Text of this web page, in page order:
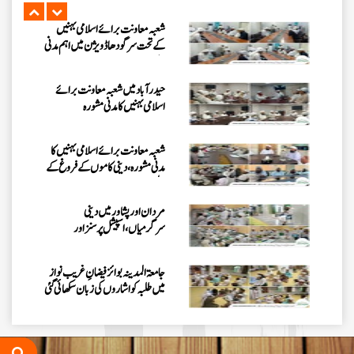
شعبہ معاونت برائے اسلامی بہنیں
کے تحت سرگودھا ڈویژن میں اہم مدنی
حیدرآباد میں شعبہ معاونت برائے
اسلامی بہنیں کا مدنی مشورہ
شعبہ معاونت برائے اسلامی بہنیں کا
مدنی مشورہ، دینی کاموں کے فروغ کے
مردان اور پشاور میں دینی
سرگرمیاں، اسپیشل پرسنز اور
جامعۃ المدینہ بوائز فیضانِ غریب نواز
میں طلبہ کو اشاروں کی زبان سکھائی گئی
اسپیشل پرسنز ڈیپارٹمنٹ کے تحت 3